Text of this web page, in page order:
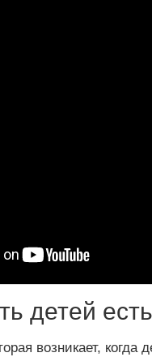
детей
возникает,